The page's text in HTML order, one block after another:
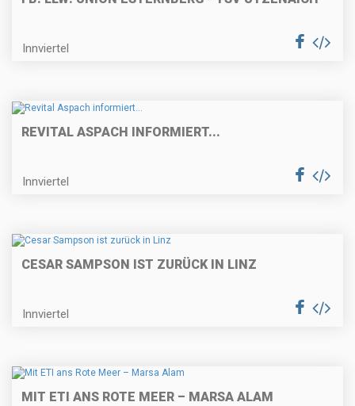
Innviertel
REVITAL ASPACH INFORMIERT...
Innviertel
CESAR SAMPSON IST ZURÜCK IN LINZ
Innviertel
MIT ETI ANS ROTE MEER – MARSA ALAM